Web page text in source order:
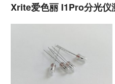
Xrite爱色丽 I1Pro分光仪